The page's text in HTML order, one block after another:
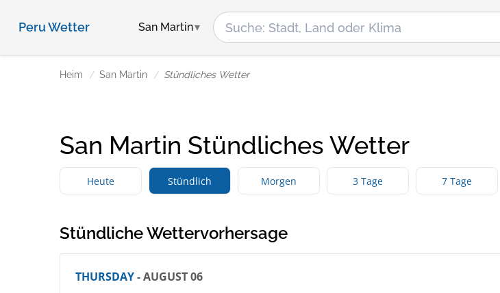
Peru Wetter San Martin
Heim San Martin Stündliches Wetter
San Martin Stündliches Wetter
Heute Stündlich Morgen 3 Tage 7 Tage
Stündliche Wettervorhersage
THURSDAY- AUGUST 06